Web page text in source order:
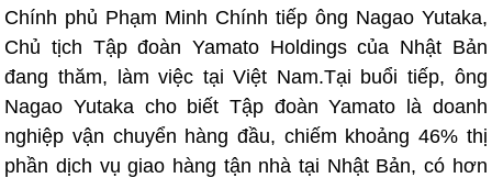
Chính phủ Phạm Minh Chính tiếp ông Nagao Yutaka,
Chủ tịch Tập đoàn Yamato Holdings của Nhật Bản
đang thăm, làm việc tại Việt Nam.Tại buổi tiếp, ông
Nagao Yutaka cho biết Tập đoàn Yamato là doanh
nghiệp vận chuyển hàng đầu, chiếm khoảng 46% thị
phần dịch vụ giao hàng tận nhà tại Nhật Bản, có hơn